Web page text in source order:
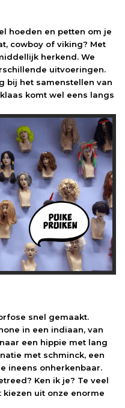
hoeden en petten om je
cowboy of viking? Met
herkend. We
uitvoeringen.
bij het samenstellen van
komt wel eens langs
snel gemaakt.
in een indiaan, van
een hippie met lang
met schminck, een
ineens onherkenbaar.
Ken ik je? Te veel
kiezen uit onze enorme